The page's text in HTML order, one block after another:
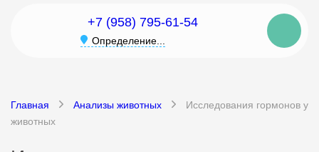
+7 (958) 795-61-54
Определение...
Главная Анализы животных
Исследования гормонов у
животных